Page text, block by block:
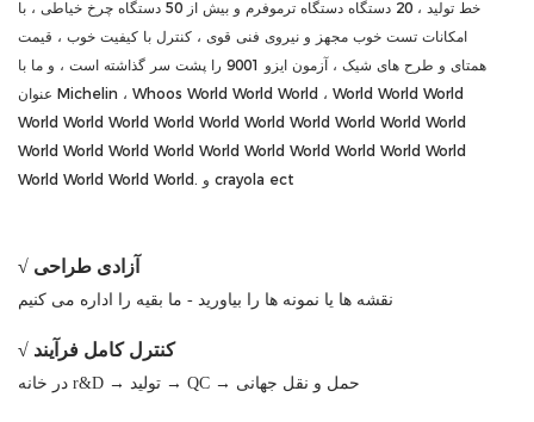
خط تولید ، 20 دستگاه دستگاه ترموفرم و بیش از 50 دستگاه چرخ خیاطی ، با
امکانات تست خوب مجهز و نیروی فنی قوی ، کنترل با کیفیت خوب ، قیمت
همتای و طرح های شیک ، آزمون ایزو 9001 را پشت سر گذاشته است ، و ما با
عنوان Michelin ، Whoos World World World ، World World World
World World World World World World World World World World
World World World World World World World World World World
World World World World. و crayola ect
√ آزادی طراحی
نقشه ها یا نمونه ها را بیاورید - ما بقیه را اداره می کنیم
√ کنترل کامل فرآیند
در خانه r&D → تولید → QC → حمل و نقل جهانی